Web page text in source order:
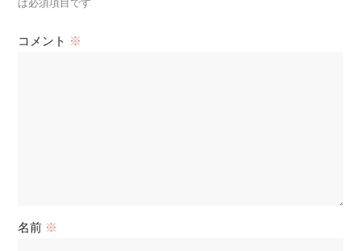
は必須項目です
コメント ※
名前 ※